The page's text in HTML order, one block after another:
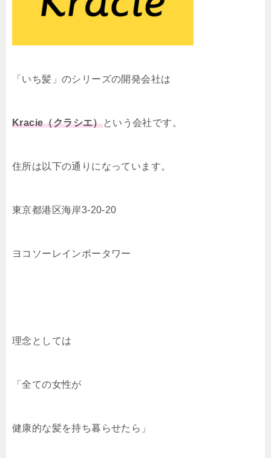
「いち髪」のシリーズの開発会社は
Kracie（クラシエ）という会社です。
住所は以下の通りになっています。
東京都港区海岸3-20-20
ヨコソーレインボータワー
理念としては
「全ての女性が
健康的な髪を持ち暮らせたら」